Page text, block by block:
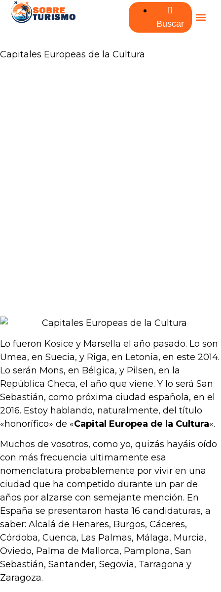
Buscar
Capitales Europeas de la Cultura
Lo fueron Kosice y Marsella el año pasado. Lo son
Umea, en Suecia, y Riga, en Letonia, en este 2014.
Lo serán Mons, en Bélgica, y Pilsen, en la
República Checa, el año que viene. Y lo será San
Sebastián, como próxima ciudad española, en el
2016. Estoy hablando, naturalmente, del título
«honorífico» de «Capital Europea de la Cultura«.
Muchos de vosotros, como yo, quizás hayáis oído
con más frecuencia ultimamente esa
nomenclatura probablemente por vivir en una
ciudad que ha competido durante un par de
años por alzarse con semejante mención. En
España se presentaron hasta 16 candidaturas, a
saber: Alcalá de Henares, Burgos, Cáceres,
Córdoba, Cuenca, Las Palmas, Málaga, Murcia,
Oviedo, Palma de Mallorca, Pamplona, San
Sebastián, Santander, Segovia, Tarragona y
Zaragoza.